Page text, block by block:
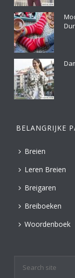
BELANGRIJKE
Breien
Leren Breien
Breigaren
Breiboeken
Woordenboek